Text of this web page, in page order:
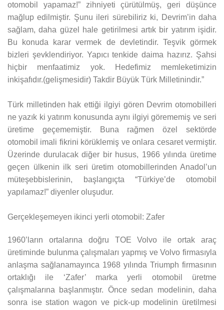
otomobil yapamaz!” zihniyeti çürütülmüş, geri düşünce
mağlup edilmiştir. Şunu ileri sürebiliriz ki, Devrim’in daha
sağlam, daha güzel hale getirilmesi artık bir yatırım işidir.
Bu konuda karar vermek de devletindir. Teşvik görmek
bizleri şevklendiriyor. Yapıcı tenkide daima hazırız. Şahsi
hiçbir menfaatimiz yok. Hedefimiz memleketimizin
inkişafıdır.(gelişmesidir) Takdir Büyük Türk Milletinindir.”
Türk milletinden hak ettiği ilgiyi gören Devrim otomobilleri
ne yazık ki yatırım konusunda aynı ilgiyi görememiş ve seri
üretime geçememiştir. Buna rağmen özel sektörde
otomobil imali fikrini körüklemiş ve onlara cesaret vermiştir.
Üzerinde durulacak diğer bir husus, 1966 yılında üretime
geçen ülkenin ilk seri üretim otomobillerinden Anadol’un
müteşebbislerinin, başlangıçta “Türkiye’de otomobil
yapılamaz!” diyenler oluşudur.
Gerçekleşemeyen ikinci yerli otomobil: Zafer
1960’ların ortalarına doğru TOE Volvo ile ortak araç
üretiminde bulunma çalışmaları yapmış ve Volvo firmasıyla
anlaşma sağlanamayınca 1968 yılında Triumph firmasının
ortaklığı ile ‘Zafer’ marka yerli otomobil üretme
çalışmalarına başlanmıştır. Önce sedan modelinin, daha
sonra ise station wagon ve pick-up modelinin üretilmesi